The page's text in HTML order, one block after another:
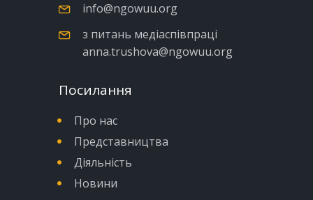
info@ngowuu.org
з питань медіаспівпраці
anna.trushova@ngowuu.org
Посилання
Про нас
Представництва
Діяльність
Новини